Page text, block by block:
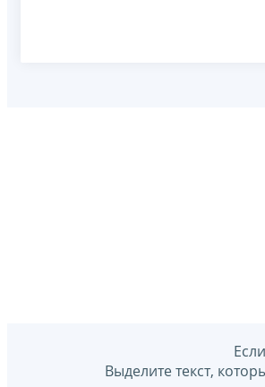
Выделите текст,